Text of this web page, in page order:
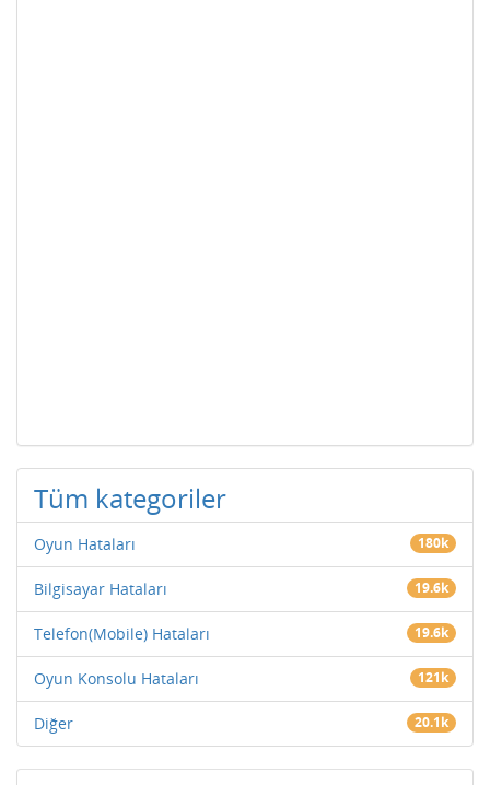
Tüm kategoriler
Oyun Hataları 180k
Bilgisayar Hataları 19.6k
Telefon(Mobile) Hataları 19.6k
Oyun Konsolu Hataları 121k
Diğer 20.1k